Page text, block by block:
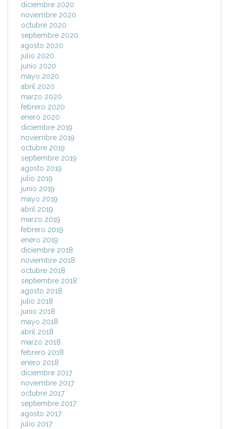
diciembre 2020
noviembre 2020
octubre 2020
septiembre 2020
agosto 2020
julio 2020
junio 2020
mayo 2020
abril 2020
marzo 2020
febrero 2020
enero 2020
diciembre 2019
noviembre 2019
octubre 2019
septiembre 2019
agosto 2019
julio 2019
junio 2019
mayo 2019
abril 2019
marzo 2019
febrero 2019
enero 2019
diciembre 2018
noviembre 2018
octubre 2018
septiembre 2018
agosto 2018
julio 2018
junio 2018
mayo 2018
abril 2018
marzo 2018
febrero 2018
enero 2018
diciembre 2017
noviembre 2017
octubre 2017
septiembre 2017
agosto 2017
julio 2017